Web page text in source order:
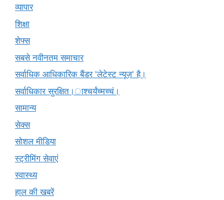
व्यापार
शिक्षा
शेफ्स
सबसे नवीनतम समाचार
सर्वाधिक आधिकारिक बैंडर 'लेटेस्ट न्यूज़' है।
सर्वाधिकार सुरक्षित।ाश्चर्यंच्मच्चं।
सामान्य
सेक्स
सोशल मीडिया
स्ट्रीमिंग सेवाएं
स्वास्थ्य
हाल की खबरें